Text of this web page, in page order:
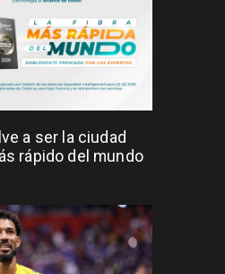
a ser la ciudad
rápido del mundo